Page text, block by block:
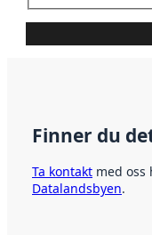
Finner du
Ta kontakt med oss
Datalandsbyen.